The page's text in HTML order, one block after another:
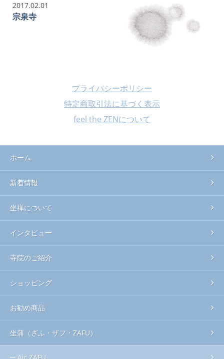
2017.02.01
宗泉寺
プライバシーポリシー
特定商取引法に基づく表示
feel the ZENについて
ホーム
新着情報
坐禅について
インタビュー
寺院のご紹介
ショッピング
お勧め商品
坐蒲（ざふ・ザフ・ZAFU）